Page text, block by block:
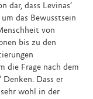
dar, dass Levinas‘
das Bewusstsein
von
bis zu den
die Frage nach dem
Dass er
wohl in der